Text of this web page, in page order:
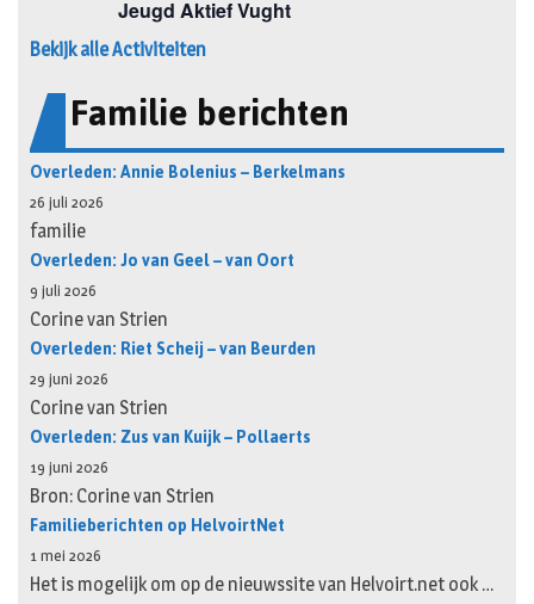
Bekijk alle Activiteiten
Familie berichten
Overleden: Annie Bolenius – Berkelmans
26 juli 2026
familie
Overleden: Jo van Geel – van Oort
9 juli 2026
Corine van Strien
Overleden: Riet Scheij – van Beurden
29 juni 2026
Corine van Strien
Overleden: Zus van Kuijk – Pollaerts
19 juni 2026
Bron: Corine van Strien
Familieberichten op HelvoirtNet
1 mei 2026
Het is mogelijk om op de nieuwssite van Helvoirt.net ook …